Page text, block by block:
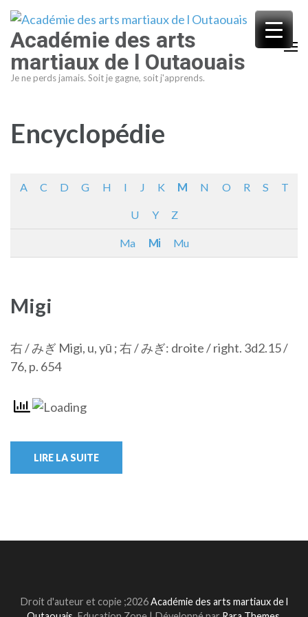
Aller
contenu
(Pressez
Entrée)
Académie des arts
martiaux de l Outaouais
Je ne perds jamais. Soit je gagne, soit j'apprends.
Encyclopédie
A C D G H I J K M N O R S T
U Y Z
Ma Mi Mu
Migi
右 / みぎ Migi, u, yū ; 右 / みぎ: droite / right. 3d2.15 /
76, p. 654
LIRE LA SUITE
Droit d'auteur et copie ;2026Académie des arts martiaux de l